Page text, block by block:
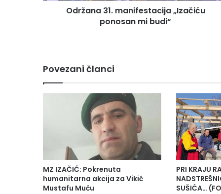
Održana 31. manifestacija „Izačiću
ponosan mi budi“
Povezani članci
MZ IZAČIĆ: Pokrenuta
humanitarna akcija za Vikić
Mustafu Muću
PRI KRAJU
SUŠIĆA…